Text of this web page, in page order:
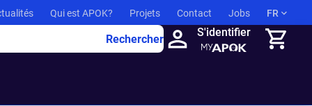
Qui est APOK? Projets Contact Jobs FR
Rechercher
S'identifier